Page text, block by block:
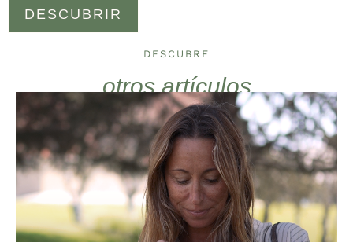
DESCUBRIR
DESCUBRE
otros artículos